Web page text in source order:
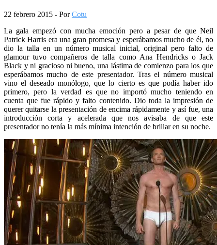
22 febrero 2015 - PorCotu
La gala empezó con mucha emoción pero a pesar de que Neil
Patrick Harris era una gran promesa y esperábamos mucho de él, no
dio la talla en un número musical inicial, original pero falto de
glamour tuvo compañeros de talla como Ana Hendricks o Jack
Black y ni gracioso ni bueno, una lástima de comienzo para los que
esperábamos mucho de este presentador. Tras el número musical
vino el deseado monólogo, que lo cierto es que podía haber ido
primero, pero la verdad es que no importó mucho teniendo en
cuenta que fue rápido y falto contenido. Dio toda la impresión de
querer quitarse la presentación de encima rápidamente y así fue, una
introducción corta y acelerada que nos avisaba de que este
presentador no tenía la más mínima intención de brillar en su noche.